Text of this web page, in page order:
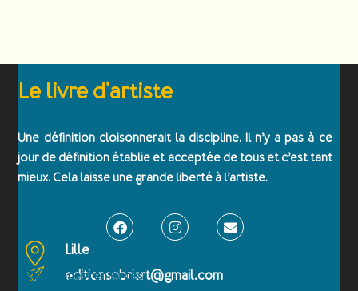
Le livre d'artiste
Une définition cloisonnerait la discipline. Il n’y a pas à ce
jour de définition établie et acceptée de tous et c’est tant
mieux. Cela laisse une grande liberté à l’artiste.
Lille
editionsobriart@gmail.com
Emballages renforcés